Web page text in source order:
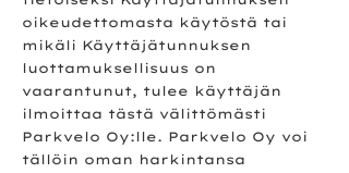
oikeudettomasta käytöstä tai
mikäli Käyttäjätunnuksen
luottamuksellisuus on
vaarantunut, tulee käyttäjän
ilmoittaa tästä välittömästi
Parkvelo Oy:lle. Parkvelo Oy voi
tällöin oman harkintansa